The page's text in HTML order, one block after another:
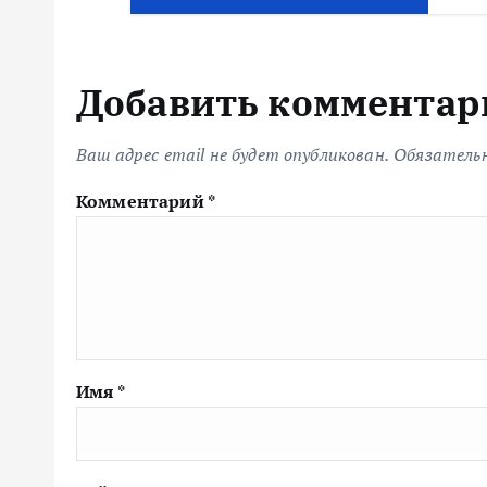
Добавить
Ваш адрес email не будет опубликован.
Комментарий*
Имя *